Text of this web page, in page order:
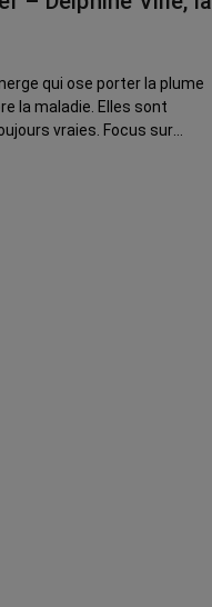
qui ose porter la plume
la maladie. Elles sont
vraies. Focus sur